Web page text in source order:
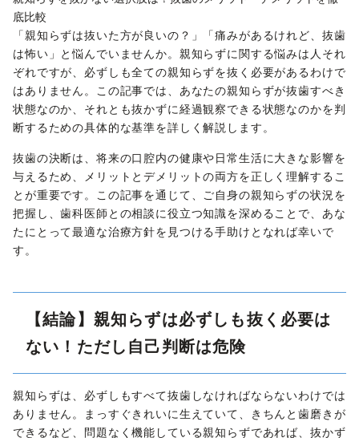
底比較
「親知らずは抜いた方が良いの？」「痛みがあるけれど、抜歯
は怖い」と悩んでいませんか。親知らずに関する悩みは人それ
ぞれですが、必ずしも全ての親知らずを抜く必要があるわけで
はありません。この記事では、あなたの親知らずが抜歯すべき
状態なのか、それとも抜かずに経過観察できる状態なのかを判
断するための具体的な基準を詳しく解説します。
抜歯の決断は、将来の口腔内の健康や日常生活に大きな影響を
与えるため、メリットとデメリットの両方を正しく理解するこ
とが重要です。この記事を通じて、ご自身の親知らずの状況を
把握し、歯科医師との相談に役立つ知識を深めることで、あな
たにとって最適な治療方針を見つける手助けとなれば幸いで
す。
【結論】親知らずは必ずしも抜く必要は
ない！ただし自己判断は危険
親知らずは、必ずしもすべて抜歯しなければならないわけでは
ありません。まっすぐきれいに生えていて、きちんと歯磨きが
できるなど、問題なく機能している親知らずであれば、抜かず